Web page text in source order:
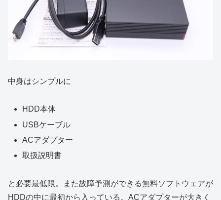
中身はシンプルに
HDD本体
USBケーブル
ACアダプター
取扱説明書
と必要最低限。また故障予測ができる無料ソフトウェアが
HDDの中に最初から入っている。ACアダプターが大きく